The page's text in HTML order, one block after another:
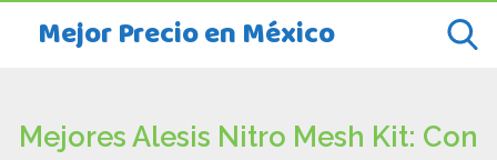
Mejor Precio en México
Mejores Alesis Nitro Mesh Kit: Con